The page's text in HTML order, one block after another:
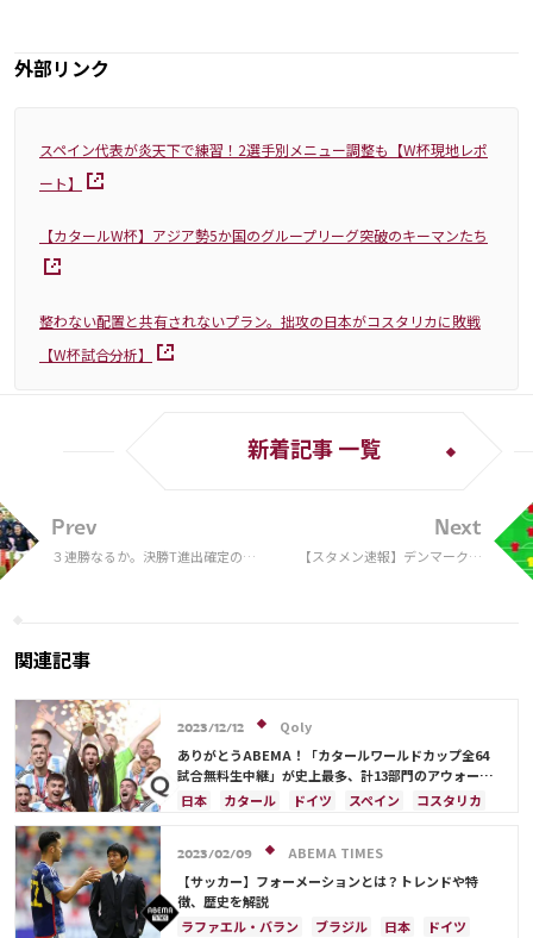
外部リンク
スペイン代表が炎天下で練習！2選手別メニュー調整も【W杯現地レポ
ート】
【カタールW杯】アジア勢5か国のグループリーグ突破のキーマンたち
整わない配置と共有されないプラン。拙攻の日本がコスタリカに敗戦
【W杯試合分析】
Prev
３連勝なるか。決勝T進出確定のフ
新着記事 一覧
Next
【スタメン速報】デンマーク代
関連記事
2023/12/12
Qoly
ありがとうABEMA！「カタールワールドカップ全64
試合無料生中継」が史上最多、計13部門のアウォード
を受賞
日本 カタール ドイツ スペイン
コスタリカ
2023/02/09
ABEMA TIMES
【サッカー】フォーメーションとは？トレンドや特
徴、歴史を解説
ラファエル・バラン
ブラジル 日本 ドイツ